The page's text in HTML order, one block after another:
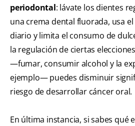
periodontal: lávate los dientes
una crema dental fluorada, usa
diario y limita el consumo de
la regulación de ciertas
—fumar, consumir alcohol y la
ejemplo— puedes disminuir
riesgo de desarrollar cáncer oral.
En última instancia, si sabes qué